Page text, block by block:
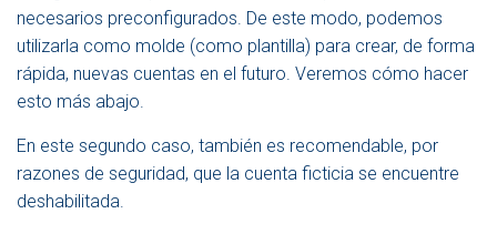
necesarios preconfigurados. De este modo, podemos
utilizarla como molde (como plantilla) para crear, de forma
rápida, nuevas cuentas en el futuro. Veremos cómo hacer
esto más abajo.
En este segundo caso, también es recomendable, por
razones de seguridad, que la cuenta ficticia se encuentre
deshabilitada.